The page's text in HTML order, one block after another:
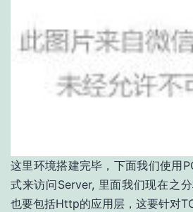
这里环境搭建完毕，下面我们使用
式来访问Server, 里面我们现在之
也要包括Http的应用层，这要针对